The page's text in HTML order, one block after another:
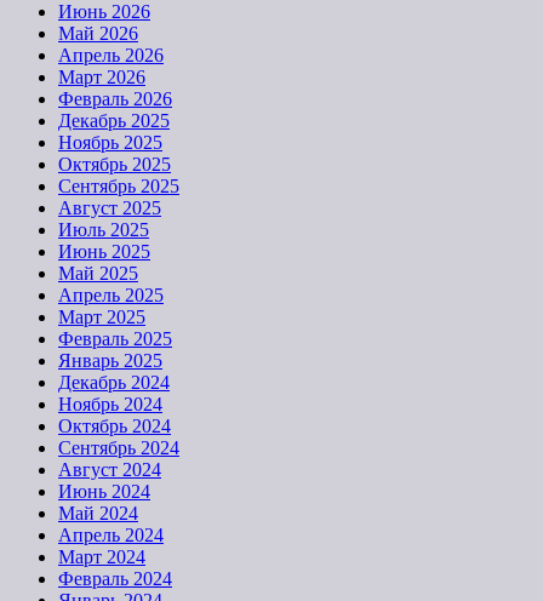
Июнь 2026
Май 2026
Апрель 2026
Март 2026
Февраль 2026
Декабрь 2025
Ноябрь 2025
Октябрь 2025
Сентябрь 2025
Август 2025
Июль 2025
Июнь 2025
Май 2025
Апрель 2025
Март 2025
Февраль 2025
Январь 2025
Декабрь 2024
Ноябрь 2024
Октябрь 2024
Сентябрь 2024
Август 2024
Июнь 2024
Май 2024
Апрель 2024
Март 2024
Февраль 2024